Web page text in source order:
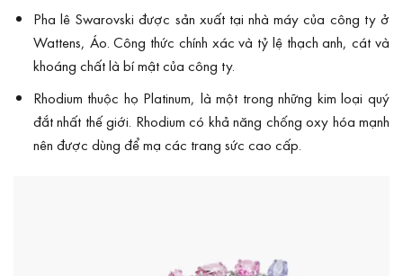
Pha lê Swarovski được sản xuất tại nhà máy của công ty ở
Wattens, Áo. Công thức chính xác và tỷ lệ thạch anh, cát và
khoáng chất là bí mật của công ty.
Rhodium thuộc họ Platinum, là một trong những kim loại quý
đắt nhất thế giới. Rhodium có khả năng chống oxy hóa mạnh
nên được dùng để mạ các trang sức cao cấp.